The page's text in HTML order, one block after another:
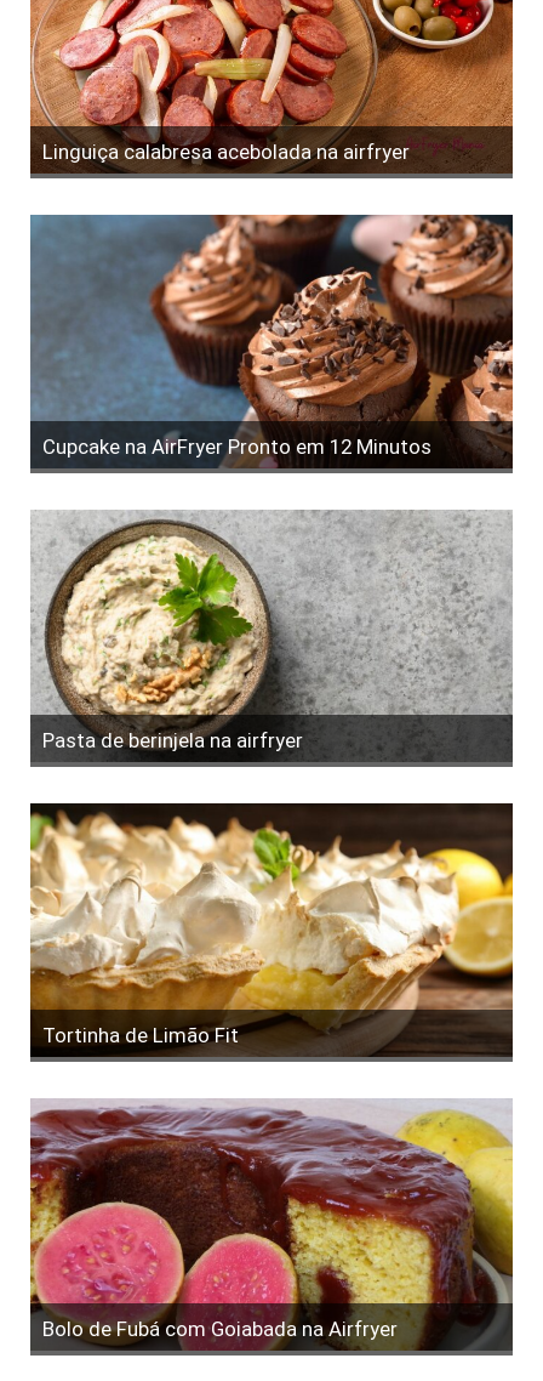
Linguiça calabresa acebolada na airfryer
Cupcake na AirFryer Pronto em 12 Minutos
Pasta de berinjela na airfryer
Tortinha de Limão Fit
Bolo de Fubá com Goiabada na Airfryer